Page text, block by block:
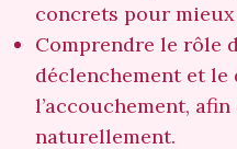
concrets pour
Comprendre le rôle
déclenchement et le
l’accouchement,
naturellement.